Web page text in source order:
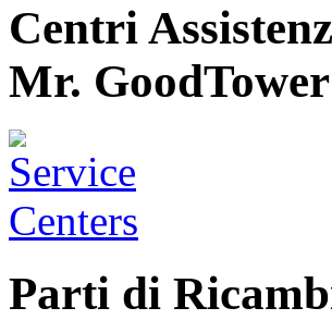
Centri
Mr. GoodTower
Parti di